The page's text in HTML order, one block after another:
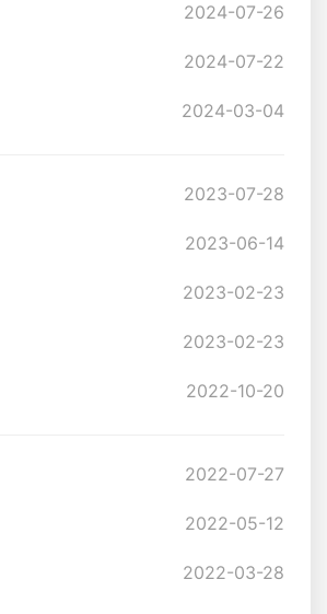
2024-07-26
2024-07-22
2024-03-04
2023-07-28
2023-06-14
2023-02-23
2023-02-23
2022-10-20
2022-07-27
2022-05-12
2022-03-28